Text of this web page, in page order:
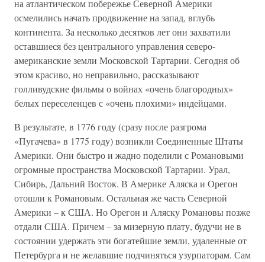
на атлантическом побережье Северной Америки
осмелились начать продвижение на запад, вглубь
континента. За несколько десятков лет они захватили
оставшиеся без центрального управления северо-
американские земли Московской Тартарии. Сегодня об
этом красиво, но неправильно, рассказывают
голливудские фильмы о войнах «очень благородных»
белых переселенцев с «очень плохими» индейцами.
В результате, в 1776 году (сразу после разгрома
«Пугачева» в 1775 году) возникли Соединенные Штаты
Америки. Они быстро и жадно поделили с Романовыми
огромные пространства Московской Тартарии. Урал,
Сибирь, Дальний Восток. В Америке Аляска и Орегон
отошли к Романовым. Остальная же часть Северной
Америки – к США. Но Орегон и Аляску Романовы позже
отдали США. Причем – за мизерную плату, будучи не в
состоянии удержать эти богатейшие земли, удаленные от
Петербурга и не желавшие подчиняться узурпаторам. Сам